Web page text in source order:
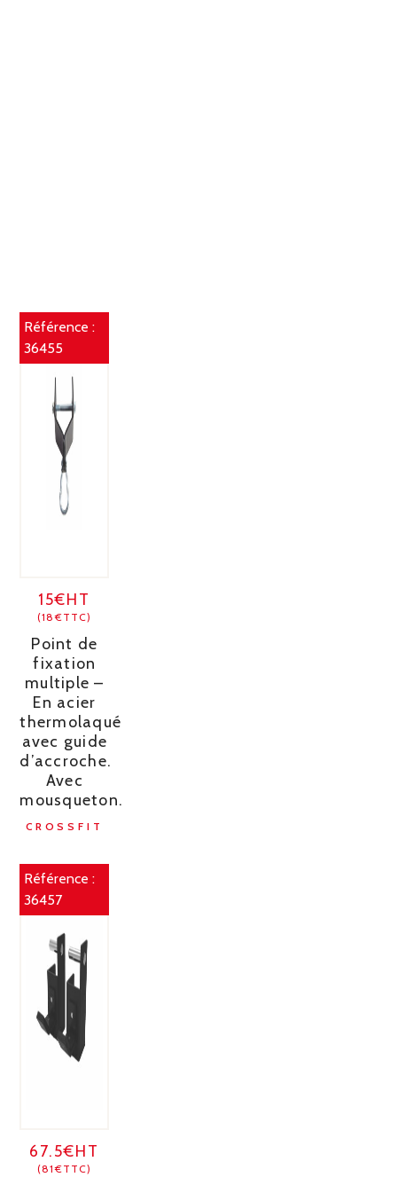
Référence :
36455
15€HT
(18€TTC)
Point de
fixation
multiple –
En acier
thermolaqué
avec guide
d’accroche.
Avec
mousqueton.
CROSSFIT
Référence :
36457
67.5€HT
(81€TTC)